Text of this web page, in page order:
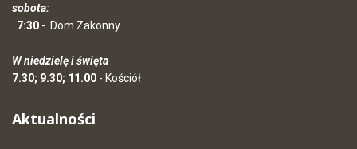
sobota:
7:30 - Dom Zakonny
W niedzielę i święta
7.30; 9.30; 11.00 - Kościół
Aktualności